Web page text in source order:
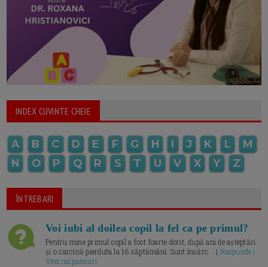
INDEX CUVINTE CHEIE
A B C D E F G H I J K L
M
N
O P Q R S T U V X Y Z
ÎNTREBARI
Voi iubi al doilea copil la fel ca pe primul?
Pentru mine primul copil a fost foarte dorit, după ani de așteptări
și o sarcină pierduta la 16 săptămâni. Sunt însărc... | Raspunde |
Vezi raspunsuri